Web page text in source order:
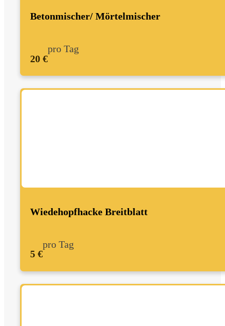
Betonmischer/ Mörtelmischer
20 €
pro Tag
Wiedehopfhacke Breitblatt
5 €
pro Tag